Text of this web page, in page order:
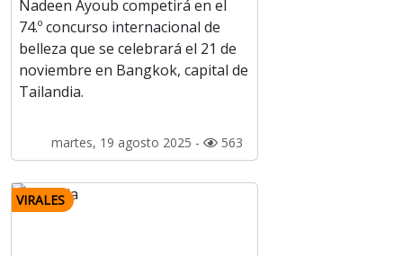
Nadeen Ayoub competirá en el
74.º concurso internacional de
belleza que se celebrará el 21 de
noviembre en Bangkok, capital de
Tailandia.
martes, 19 agosto 2025 - 563
VIRALES